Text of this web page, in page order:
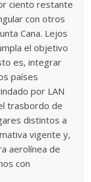
ciento restante
con otros
Cana. Lejos
el objetivo
es, integrar
países
por LAN
trasbordo de
distintos a
vigente y,
aerolínea de
con